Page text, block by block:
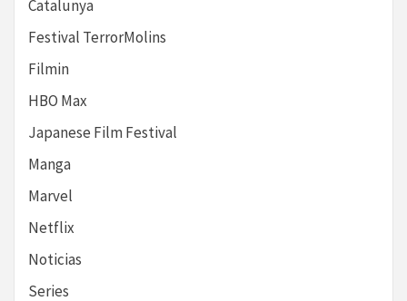
Catalunya
Festival TerrorMolins
Filmin
HBO Max
Japanese Film Festival
Manga
Marvel
Netflix
Noticias
Series